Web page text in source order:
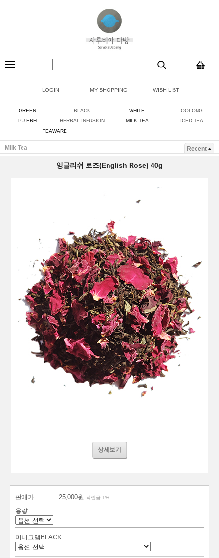
LOGIN MY SHOPPING WISH LIST
GREEN BLACK WHITE
OOLONG
PU ERH
HERBAL INFUSION MILK TEA
ICED TEA
TEAWARE
Milk Tea Recent
잉글리쉬 로즈(English Rose) 40g
상세보기
판매가 25,000원 적립금:1%
용량 :
미니그램BLACK :